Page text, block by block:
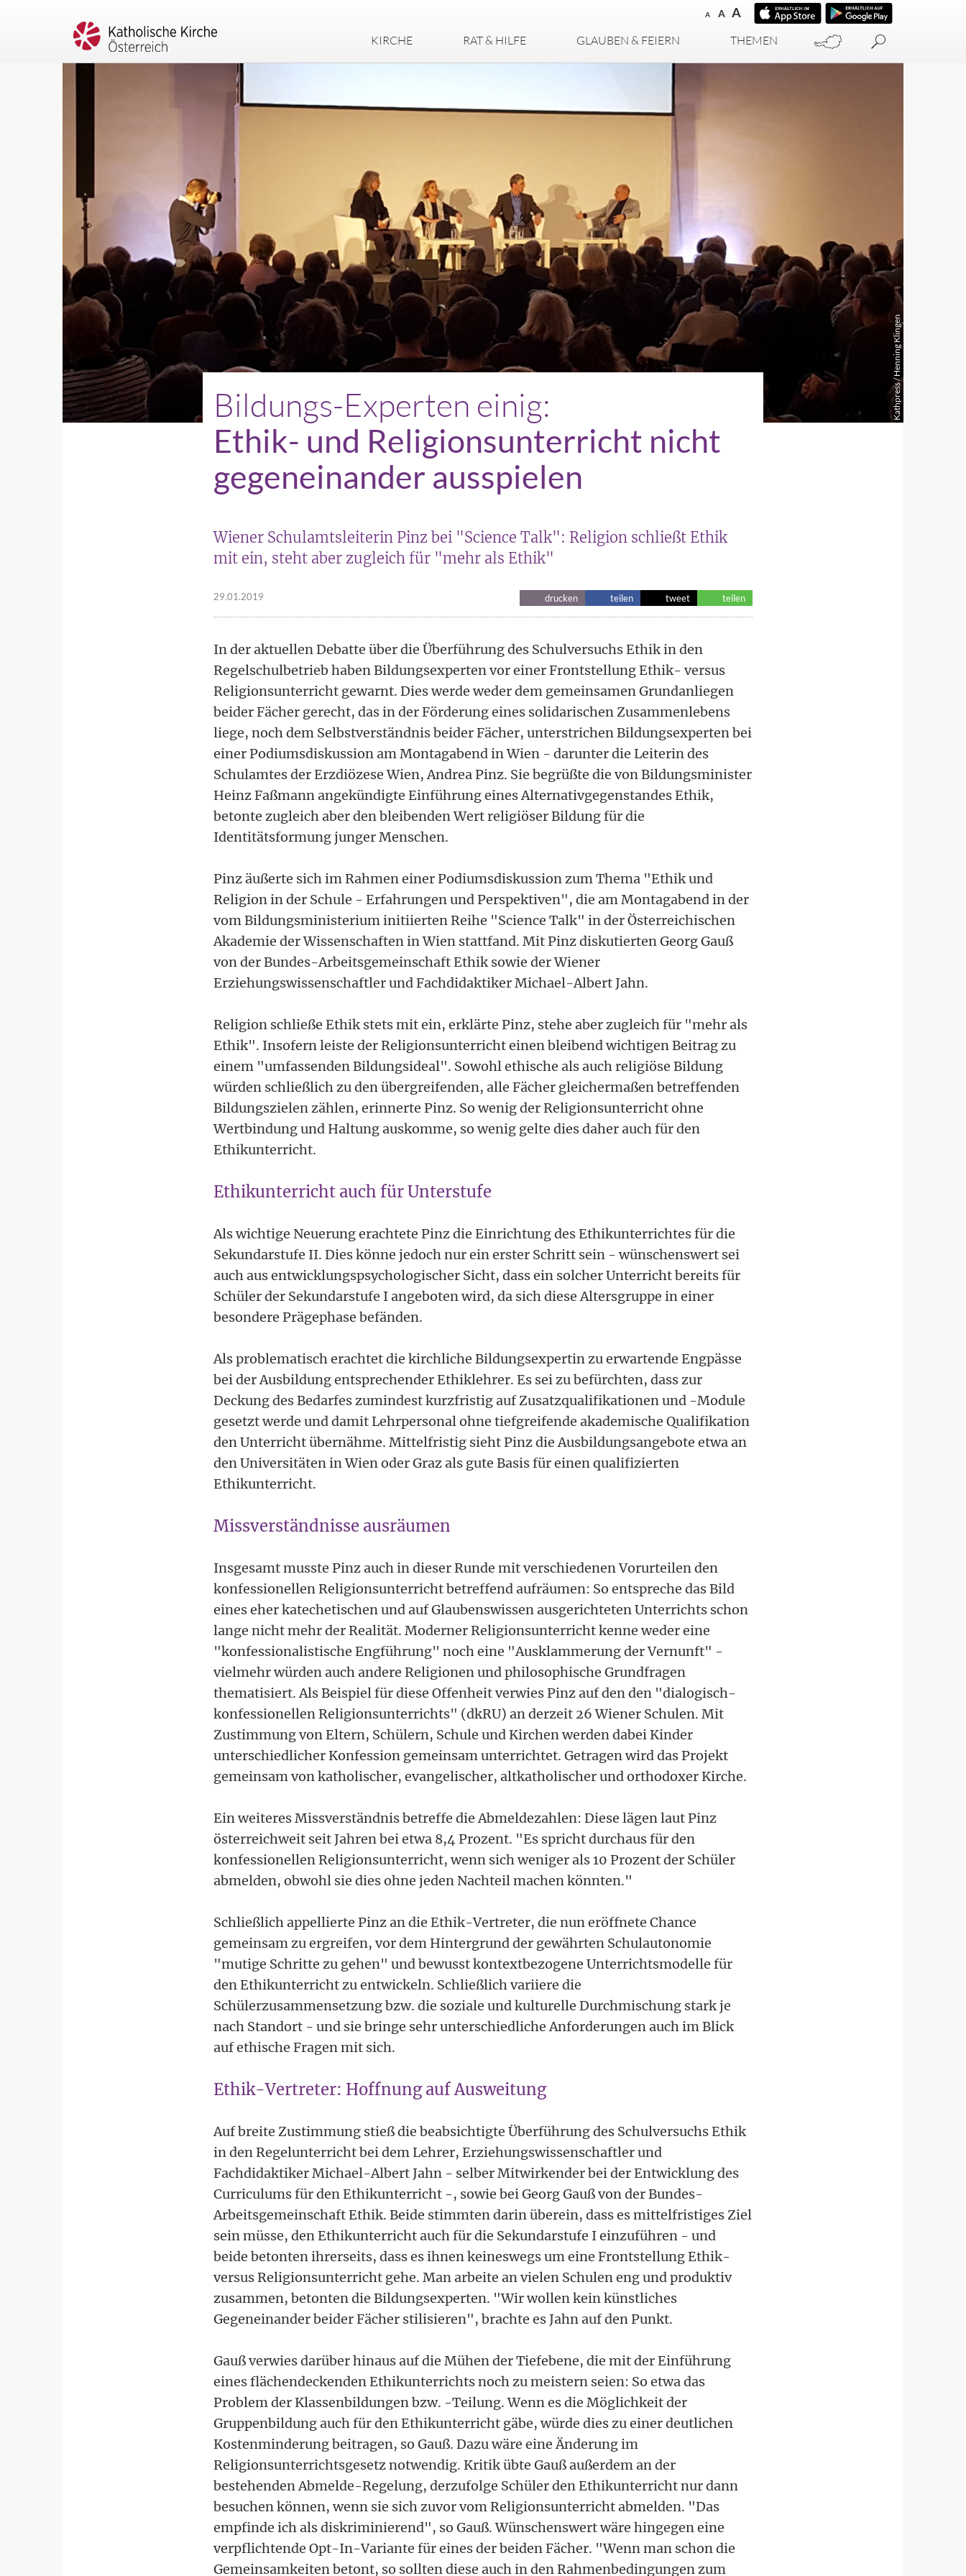
A A A
KIRCHE RAT & HILFE GLAUBEN & FEIERN THEMEN
Kathpress / Henning Klingen
Bildungs-Experten einig:
Ethik- und Religionsunterricht nicht
gegeneinander ausspielen
Wiener Schulamtsleiterin Pinz bei "Science Talk": Religion schließt Ethik
mit ein, steht aber zugleich für "mehr als Ethik"
29.01.2019 drucken teilen tweet teilen
In der aktuellen Debatte über die Überführung des Schulversuchs Ethik in den
Regelschulbetrieb haben Bildungsexperten vor einer Frontstellung Ethik- versus
Religionsunterricht gewarnt. Dies werde weder dem gemeinsamen Grundanliegen
beider Fächer gerecht, das in der Förderung eines solidarischen Zusammenlebens
liege, noch dem Selbstverständnis beider Fächer, unterstrichen Bildungsexperten bei
einer Podiumsdiskussion am Montagabend in Wien - darunter die Leiterin des
Schulamtes der Erzdiözese Wien, Andrea Pinz. Sie begrüßte die von Bildungsminister
Heinz Faßmann angekündigte Einführung eines Alternativgegenstandes Ethik,
betonte zugleich aber den bleibenden Wert religiöser Bildung für die
Identitätsformung junger Menschen.
Pinz äußerte sich im Rahmen einer Podiumsdiskussion zum Thema "Ethik und
Religion in der Schule - Erfahrungen und Perspektiven", die am Montagabend in der
vom Bildungsministerium initiierten Reihe "Science Talk" in der Österreichischen
Akademie der Wissenschaften in Wien stattfand. Mit Pinz diskutierten Georg Gauß
von der Bundes-Arbeitsgemeinschaft Ethik sowie der Wiener
Erziehungswissenschaftler und Fachdidaktiker Michael-Albert Jahn.
Religion schließe Ethik stets mit ein, erklärte Pinz, stehe aber zugleich für "mehr als
Ethik". Insofern leiste der Religionsunterricht einen bleibend wichtigen Beitrag zu
einem "umfassenden Bildungsideal". Sowohl ethische als auch religiöse Bildung
würden schließlich zu den übergreifenden, alle Fächer gleichermaßen betreffenden
Bildungszielen zählen, erinnerte Pinz. So wenig der Religionsunterricht ohne
Wertbindung und Haltung auskomme, so wenig gelte dies daher auch für den
Ethikunterricht.
Ethikunterricht auch für Unterstufe
Als wichtige Neuerung erachtete Pinz die Einrichtung des Ethikunterrichtes für die
Sekundarstufe II. Dies könne jedoch nur ein erster Schritt sein - wünschenswert sei
auch aus entwicklungspsychologischer Sicht, dass ein solcher Unterricht bereits für
Schüler der Sekundarstufe I angeboten wird, da sich diese Altersgruppe in einer
besondere Prägephase befänden.
Als problematisch erachtet die kirchliche Bildungsexpertin zu erwartende Engpässe
bei der Ausbildung entsprechender Ethiklehrer. Es sei zu befürchten, dass zur
Deckung des Bedarfes zumindest kurzfristig auf Zusatzqualifikationen und -Module
gesetzt werde und damit Lehrpersonal ohne tiefgreifende akademische Qualifikation
den Unterricht übernähme. Mittelfristig sieht Pinz die Ausbildungsangebote etwa an
den Universitäten in Wien oder Graz als gute Basis für einen qualifizierten
Ethikunterricht.
Missverständnisse ausräumen
Insgesamt musste Pinz auch in dieser Runde mit verschiedenen Vorurteilen den
konfessionellen Religionsunterricht betreffend aufräumen: So entspreche das Bild
eines eher katechetischen und auf Glaubenswissen ausgerichteten Unterrichts schon
lange nicht mehr der Realität. Moderner Religionsunterricht kenne weder eine
"konfessionalistische Engführung" noch eine "Ausklammerung der Vernunft" -
vielmehr würden auch andere Religionen und philosophische Grundfragen
thematisiert. Als Beispiel für diese Offenheit verwies Pinz auf den den "dialogisch-
konfessionellen Religionsunterrichts" (dkRU) an derzeit 26 Wiener Schulen. Mit
Zustimmung von Eltern, Schülern, Schule und Kirchen werden dabei Kinder
unterschiedlicher Konfession gemeinsam unterrichtet. Getragen wird das Projekt
gemeinsam von katholischer, evangelischer, altkatholischer und orthodoxer Kirche.
Ein weiteres Missverständnis betreffe die Abmeldezahlen: Diese lägen laut Pinz
österreichweit seit Jahren bei etwa 8,4 Prozent. "Es spricht durchaus für den
konfessionellen Religionsunterricht, wenn sich weniger als 10 Prozent der Schüler
abmelden, obwohl sie dies ohne jeden Nachteil machen könnten."
Schließlich appellierte Pinz an die Ethik-Vertreter, die nun eröffnete Chance
gemeinsam zu ergreifen, vor dem Hintergrund der gewährten Schulautonomie
"mutige Schritte zu gehen" und bewusst kontextbezogene Unterrichtsmodelle für
den Ethikunterricht zu entwickeln. Schließlich variiere die
Schülerzusammensetzung bzw. die soziale und kulturelle Durchmischung stark je
nach Standort - und sie bringe sehr unterschiedliche Anforderungen auch im Blick
auf ethische Fragen mit sich.
Ethik-Vertreter: Hoffnung auf Ausweitung
Auf breite Zustimmung stieß die beabsichtigte Überführung des Schulversuchs Ethik
in den Regelunterricht bei dem Lehrer, Erziehungswissenschaftler und
Fachdidaktiker Michael-Albert Jahn - selber Mitwirkender bei der Entwicklung des
Curriculums für den Ethikunterricht -, sowie bei Georg Gauß von der Bundes-
Arbeitsgemeinschaft Ethik. Beide stimmten darin überein, dass es mittelfristiges Ziel
sein müsse, den Ethikunterricht auch für die Sekundarstufe I einzuführen - und
beide betonten ihrerseits, dass es ihnen keineswegs um eine Frontstellung Ethik-
versus Religionsunterricht gehe. Man arbeite an vielen Schulen eng und produktiv
zusammen, betonten die Bildungsexperten. "Wir wollen kein künstliches
Gegeneinander beider Fächer stilisieren", brachte es Jahn auf den Punkt.
Gauß verwies darüber hinaus auf die Mühen der Tiefebene, die mit der Einführung
eines flächendeckenden Ethikunterrichts noch zu meistern seien: So etwa das
Problem der Klassenbildungen bzw. -Teilung. Wenn es die Möglichkeit der
Gruppenbildung auch für den Ethikunterricht gäbe, würde dies zu einer deutlichen
Kostenminderung beitragen, so Gauß. Dazu wäre eine Änderung im
Religionsunterrichtsgesetz notwendig. Kritik übte Gauß außerdem an der
bestehenden Abmelde-Regelung, derzufolge Schüler den Ethikunterricht nur dann
besuchen können, wenn sie sich zuvor vom Religionsunterricht abmelden. "Das
empfinde ich als diskriminierend", so Gauß. Wünschenswert wäre hingegen eine
verpflichtende Opt-In-Variante für eines der beiden Fächer. "Wenn man schon die
Gemeinsamkeiten betont, so sollten diese auch in den Rahmenbedingungen zum